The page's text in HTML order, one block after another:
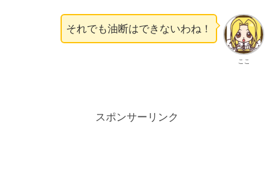
ここ
それでも油断はできないわね！
スポンサーリンク